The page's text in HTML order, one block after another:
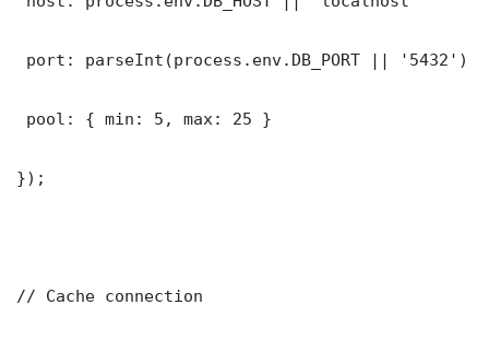
port: parseInt(process.env.DB_PORT || '5432')
pool: { min: 5, max: 25 }
});
// Cache connection